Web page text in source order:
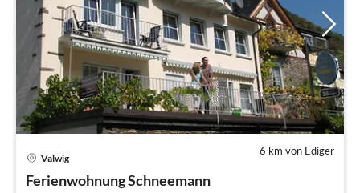
6 km von Ediger
Valwig
Ferienwohnung Schneemann